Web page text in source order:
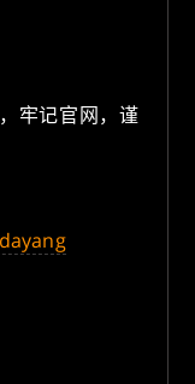
牢记官网，谨